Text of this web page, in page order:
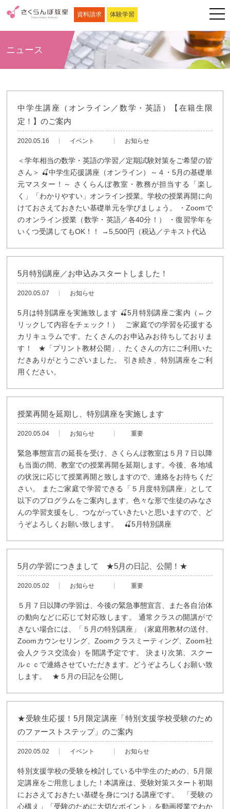
資料請求 体験学習
ニュース
中学生講座（オンライン／数学・英語）【在籍生限
定！】のご案内
2020.05.16 イベント お知らせ
＜学年相当の数学・英語の学習／定期試験対策をご希望の皆
さん＞ 🍒中学生応援講座（オンライン）～４・5月の基礎単
元マスター！～ さくらんぼ教室・教務が担当する「楽し
く」「わかりやすい」オンライン授業。学校の授業再開に向
けておさえておきたい基礎単元を学びましょう。 ・Zoomで
のオンライン授業（数学・英語／各40分！） ・復習学年を
いくつ受講してもOK！！ →5,500円（税込／テキスト代込
5月特別講座／お申込みスタートしました！
2020.05.07 お知らせ
5月は特別講座を実施致します 🍒5月特別講座ご案内（←ク
リックして内容をチェック！） ご家庭での学習を応援する
カリキュラムです。たくさんのお申込みお待ちしておりま
す！ ★「プリント教材公開」、たくさんの方にご利用いた
だきありがとうございました。 引き続き、特別講座をご利
用ください。
授業再開を延期し、特別講座を実施します
2020.05.04 お知らせ 重要
緊急事態宣言の延長を受け、さくらんぼ教室は５月７日以降
も当面の間、教室での授業再開を延期します。今後、各地域
の状況に応じて授業再開と致しますので、連絡をお待ちくだ
さい。 またご家庭で学習できる「５月度特別講座」として
以下のプログラムをご案内します。色々な形で生徒のみなさ
んの学習支援をし、つながっていきたいと思いますので、ど
うぞよろしくお願い致します。 🍒5月特別講座
5月の学習につきまして ★5月の日記、公開！★
2020.05.02 お知らせ 重要
５月７日以降の学習は、今後の緊急事態宣言、また各自治体
の動向などに応じて対応致します。 通常クラスの開講がで
きない場合には、「５月の特別講座」（家庭用教材の送付、
Zoomカウンセリング、Zoomクラスミーティング、Zoom社
会人クラス交流会）を開講予定です。 決まり次第、スクー
ルｃｃで連絡させていただきます。どうぞよろしくお願い致
します。 ★５月の日記を公開し
★受験生応援！5月限定講座「特別支援学校受験のため
のファーストステップ」のご案内
2020.05.02 イベント お知らせ
特別支援学校の受験を検討している中学生のための、5月限
定講座をご用意しました！本講座は、受験対策スタート初期
におさえておきたい基礎を身につける講座です。 「受験の
心構え」「受験のために大切なポイント」を動画授業でわか